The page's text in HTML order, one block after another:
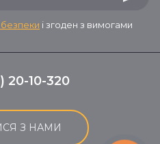
і згоден з вимогами
20-10-320
З НАМИ